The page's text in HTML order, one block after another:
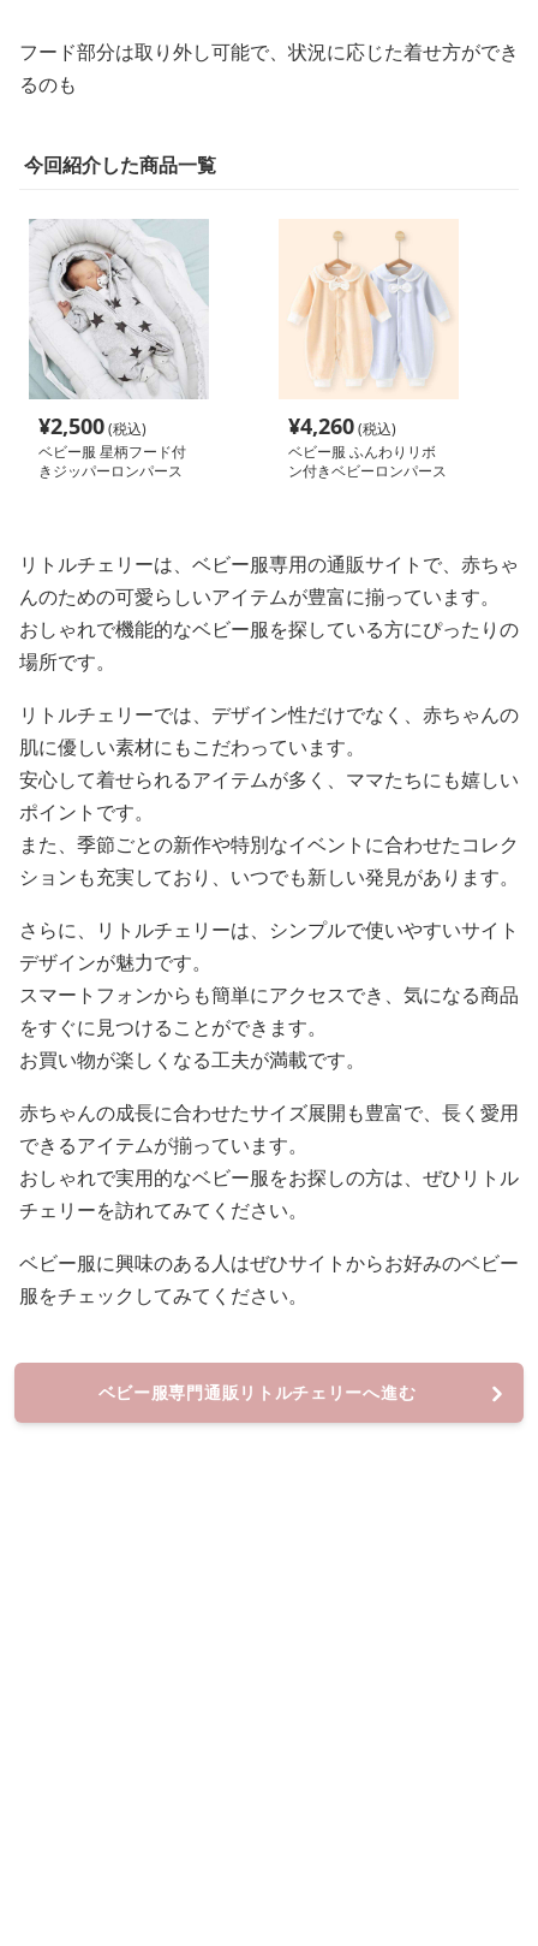
フード部分は取り外し可能で、状況に応じた着せ方ができ
るのも
今回紹介した商品一覧
¥2,500(税込)
ベビー服 星柄フード付
きジッパーロンパース
¥4,260(税込)
ベビー服 ふんわりリボ
ン付きベビーロンパース
リトルチェリーは、ベビー服専用の通販サイトで、赤ちゃ
んのための可愛らしいアイテムが豊富に揃っています。
おしゃれで機能的なベビー服を探している方にぴったりの
場所です。
リトルチェリーでは、デザイン性だけでなく、赤ちゃんの
肌に優しい素材にもこだわっています。
安心して着せられるアイテムが多く、ママたちにも嬉しい
ポイントです。
また、季節ごとの新作や特別なイベントに合わせたコレク
ションも充実しており、いつでも新しい発見があります。
さらに、リトルチェリーは、シンプルで使いやすいサイト
デザインが魅力です。
スマートフォンからも簡単にアクセスでき、気になる商品
をすぐに見つけることができます。
お買い物が楽しくなる工夫が満載です。
赤ちゃんの成長に合わせたサイズ展開も豊富で、長く愛用
できるアイテムが揃っています。
おしゃれで実用的なベビー服をお探しの方は、ぜひリトル
チェリーを訪れてみてください。
ベビー服に興味のある人はぜひサイトからお好みのベビー
服をチェックしてみてください。
ベビー服専門通販リトルチェリーへ進む